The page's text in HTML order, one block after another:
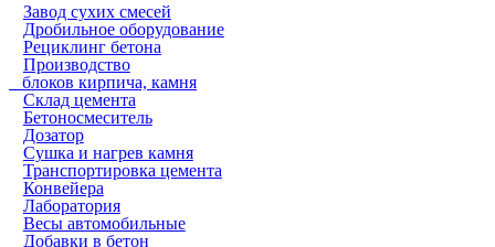
Завод сухих смесей
Дробильное оборудование
Рециклинг бетона
Производство
блоков кирпича, камня
Склад цемента
Бетоносмеситель
Дозатор
Сушка и нагрев камня
Транспортировка цемента
Конвейера
Лаборатория
Весы автомобильные
Добавки в бетон